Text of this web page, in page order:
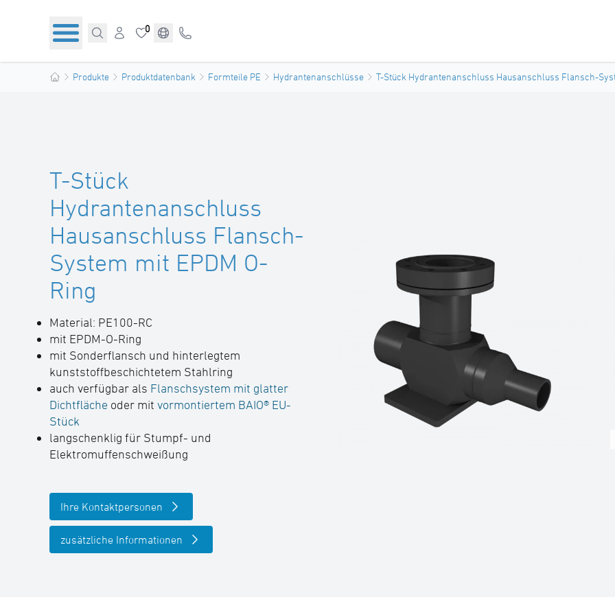
0
Produkte Produktdatenbank Formteile PE Hydrantenanschlüsse T-Stück Hydrantenanschluss Hausanschluss Flansch-
T-Stück
Hydrantenanschluss
Hausanschluss Flansch-
System mit EPDM O-
Ring
Material: PE100-RC
mit EPDM-O-Ring
mit Sonderflansch und hinterlegtem
kunststoffbeschichtetem Stahlring
auch verfügbar als Flanschsystem mit glatter
Dichtfläche oder mit vormontiertem BAIO® EU-
Stück
langschenklig für Stumpf- und
Elektromuffenschweißung
Ihre Kontaktpersonen
zusätzliche Informationen